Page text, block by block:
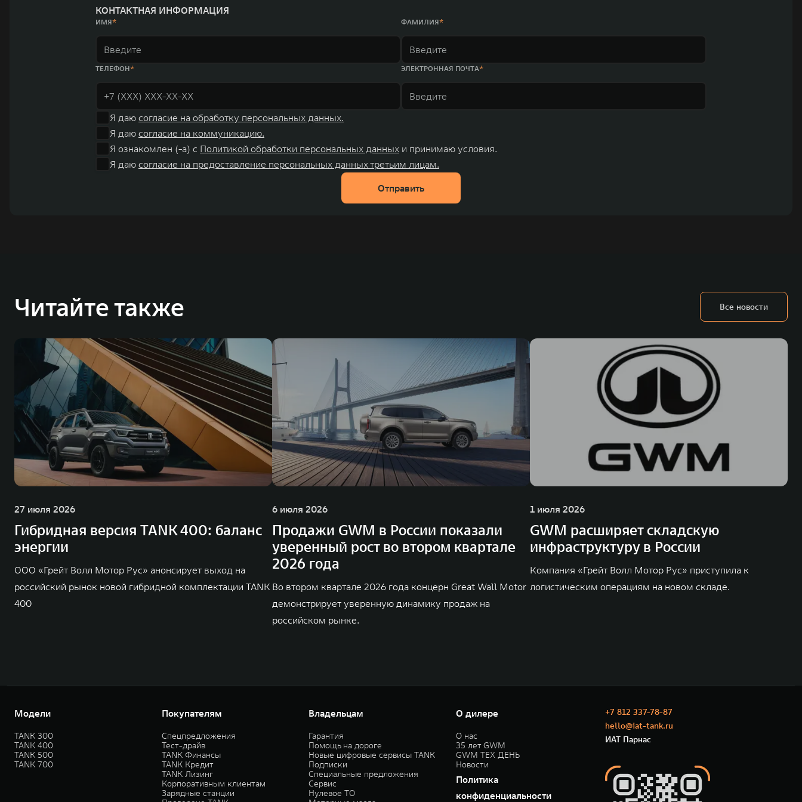
КОНТАКТНАЯ ИНФОРМАЦИЯ
ИМЯ ФАМИЛИЯ
ТЕЛЕФОН ЭЛЕКТРОННАЯ ПОЧТА
Я даю согласие на обработку персональных данных.
Я даю согласие на коммуникацию.
Я ознакомлен (-а) с Политикой обработки персональных данных и принимаю условия.
Я даю согласие на предоставление персональных данных третьим лицам.
Отправить
Читайте также Все новости
27 июля 2026
Гибридная версия TANK 400: баланс
энергии
ООО «Грейт Волл Мотор Рус» анонсирует выход на
российский рынок новой гибридной комплектации TANK
400
6 июля 2026
Продажи GWM в России показали
уверенный рост во втором квартале
2026 года
Во втором квартале 2026 года концерн Great Wall Motor
демонстрирует уверенную динамику продаж на
российском рынке.
1 июля 2026
GWM расширяет складскую
инфраструктуру в России
Компания «Грейт Волл Мотор Рус» приступила к
логистическим операциям на новом складе.
Модели
TANK 300
TANK 400
TANK 500
TANK 700
Покупателям
Спецпредложения
Тест-драйв
TANK Финансы
TANK Кредит
TANK Лизинг
Корпоративным клиентам
Зарядные станции
Владельцам
Гарантия
Помощь на дороге
Новые цифровые сервисы TANK
Подписки
Специальные предложения
Сервис
Нулевое ТО
О дилере
О нас
35 лет GWM
GWM ТЕХ ДЕНЬ
Новости
Политика
конфиденциальности
+7 812 337-78-87
hello@iat-tank.ru
ИАТ Парнас